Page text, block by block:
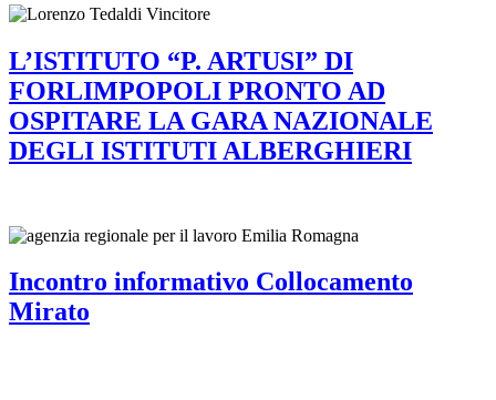
L’ISTITUTO “P. ARTUSI” DI
FORLIMPOPOLI PRONTO AD
OSPITARE LA GARA NAZIONALE
DEGLI ISTITUTI ALBERGHIERI
Incontro informativo Collocamento
Mirato